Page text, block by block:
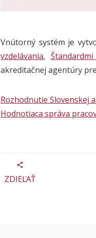
Vnútorný systém je
vzdelávania,
akreditačnej agentúry pre
Rozhodnutie Slovenskej
Hodnotiaca správa
ZDIEĽAŤ